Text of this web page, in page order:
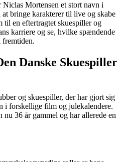
Mortensen et stort navn i
bringe karakterer til live og skabe
til en eftertragtet skuespiller og
karriere og se, hvilke spændende
Danske Skuespiller
og skuespiller, der har gjort sig
i forskellige film og julekalendere.
nu 36 år gammel og har allerede en